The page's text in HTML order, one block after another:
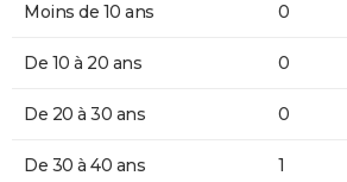
Moins de 10 ans 0
De 10 à 20 ans 0
De 20 à 30 ans 0
De 30 à 40 ans 1